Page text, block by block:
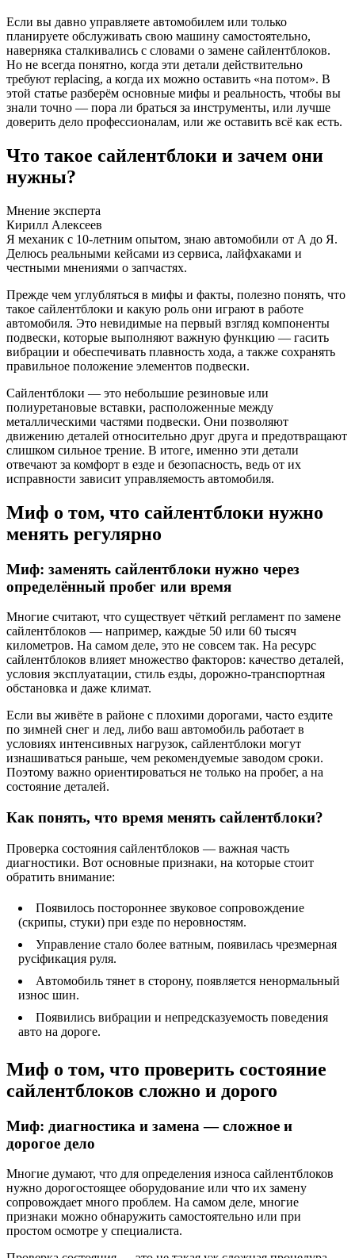
Если вы давно управляете автомобилем или только
планируете обслуживать свою машину самостоятельно,
наверняка сталкивались с словами о замене сайлентблоков.
Но не всегда понятно, когда эти детали действительно
требуют replacing, а когда их можно оставить «на потом». В
этой статье разберём основные мифы и реальность, чтобы вы
знали точно — пора ли браться за инструменты, или лучше
доверить дело профессионалам, или же оставить всё как есть.
Что такое сайлентблоки и зачем они
нужны?
Мнение эксперта
Кирилл Алексеев
Я механик с 10-летним опытом, знаю автомобили от А до Я.
Делюсь реальными кейсами из сервиса, лайфхаками и
честными мнениями о запчастях.
Прежде чем углубляться в мифы и факты, полезно понять, что
такое сайлентблоки и какую роль они играют в работе
автомобиля. Это невидимые на первый взгляд компоненты
подвески, которые выполняют важную функцию — гасить
вибрации и обеспечивать плавность хода, а также сохранять
правильное положение элементов подвески.
Сайлентблоки — это небольшие резиновые или
полиуретановые вставки, расположенные между
металлическими частями подвески. Они позволяют
движению деталей относительно друг друга и предотвращают
слишком сильное трение. В итоге, именно эти детали
отвечают за комфорт в езде и безопасность, ведь от их
исправности зависит управляемость автомобиля.
Миф о том, что сайлентблоки нужно
менять регулярно
Миф: заменять сайлентблоки нужно через
определённый пробег или время
Многие считают, что существует чёткий регламент по замене
сайлентблоков — например, каждые 50 или 60 тысяч
километров. На самом деле, это не совсем так. На ресурс
сайлентблоков влияет множество факторов: качество деталей,
условия эксплуатации, стиль езды, дорожно-транспортная
обстановка и даже климат.
Если вы живёте в районе с плохими дорогами, часто ездите
по зимней снег и лед, либо ваш автомобиль работает в
условиях интенсивных нагрузок, сайлентблоки могут
изнашиваться раньше, чем рекомендуемые заводом сроки.
Поэтому важно ориентироваться не только на пробег, а на
состояние деталей.
Как понять, что время менять сайлентблоки?
Проверка состояния сайлентблоков — важная часть
диагностики. Вот основные признаки, на которые стоит
обратить внимание:
Появилось постороннее звуковое сопровождение
(скрипы, стуки) при езде по неровностям.
Управление стало более ватным, появилась чрезмерная
русіфикация руля.
Автомобиль тянет в сторону, появляется ненормальный
износ шин.
Появились вибрации и непредсказуемость поведения
авто на дороге.
Миф о том, что проверить состояние
сайлентблоков сложно и дорого
Миф: диагностика и замена — сложное и
дорогое дело
Многие думают, что для определения износа сайлентблоков
нужно дорогостоящее оборудование или что их замену
сопровождает много проблем. На самом деле, многие
признаки можно обнаружить самостоятельно или при
простом осмотре у специалиста.